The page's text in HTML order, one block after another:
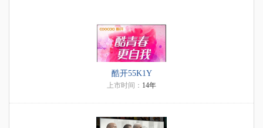
酷开55K1Y
上市时间： 14年